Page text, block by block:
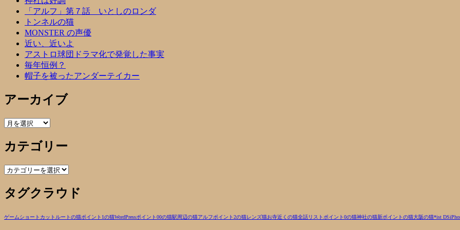
「アルフ」第７話 いとしのロンダ
トンネルの猫
MONSTER の声優
近い、近いよ
アストロ球団ドラマ化で発覚した事実
毎年恒例？
帽子を被ったアンダーテイカー
アーカイブ
ア
カ
イ
ブ
カテゴリー
カ
ゴ
リ
タグクラウド
ゲームショートカットルートの猫ポイント1の猫WordPressポイント00の猫駅周辺の猫アルフポイント2の猫レンズ猫お寺近くの猫全話リスト ポイント0の猫神社の猫新ポイントの猫大阪の猫*ist DS